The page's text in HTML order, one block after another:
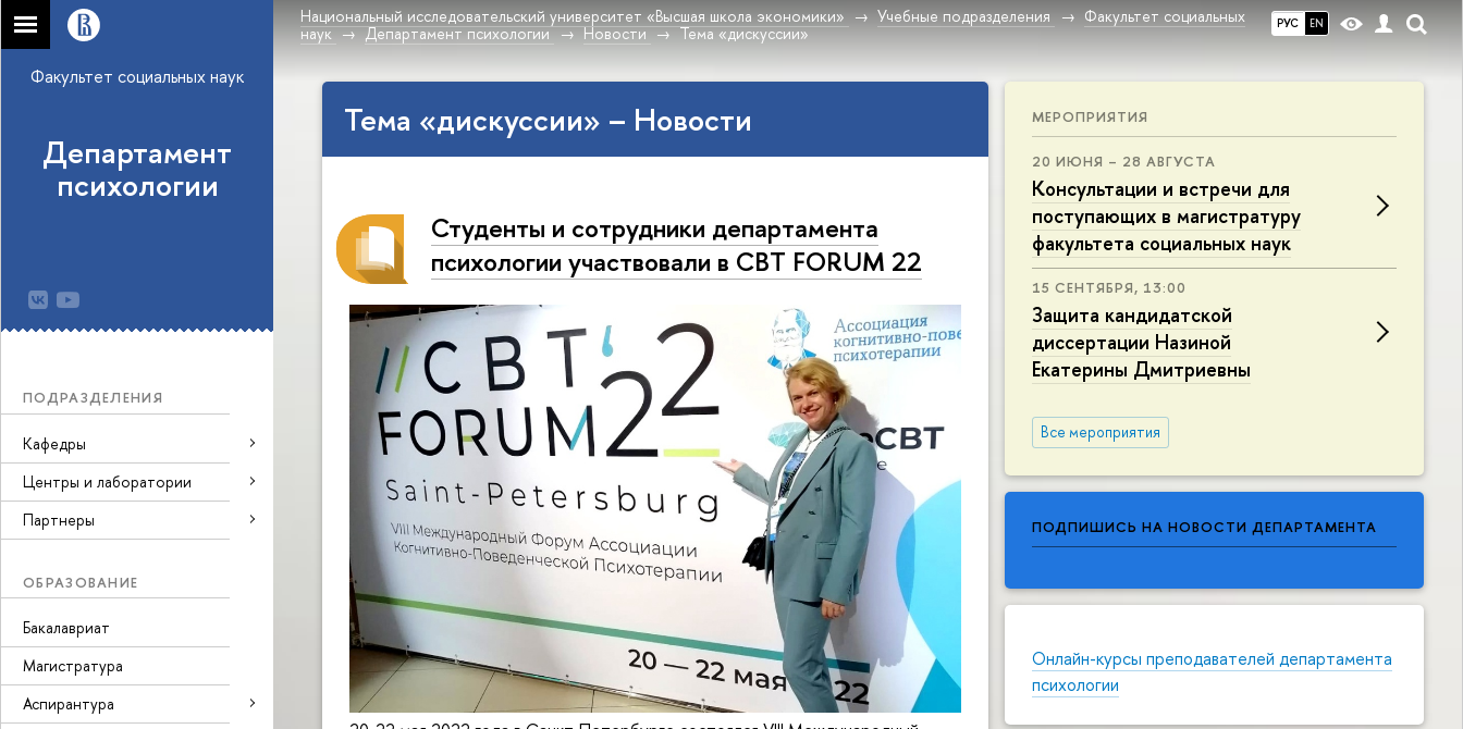
РУС EN
Национальный исследовательский университет «Высшая школа экономики» Учебные подразделения
Факультет социальных
наук
Департамент психологии Новости Тема «дискуссии»
Факультет социальных наук
Департамент
психологии
ПОДРАЗДЕЛЕНИЯ
Кафедры
Центры и лаборатории
Партнеры
ОБРАЗОВАНИЕ
Бакалавриат
Магистратура
Аспирантура
МЕРОПРИЯТИЯ
20 ИЮНЯ – 28 АВГУСТА
Консультации и встречи для
поступающих в магистратуру
факультета социальных наук
15 СЕНТЯБРЯ, 13:00
Защита кандидатской
диссертации Назиной
Екатерины Дмитриевны
Все мероприятия
ПОДПИШИСЬ НА НОВОСТИ ДЕПАРТАМЕНТА
Онлайн-курсы преподавателей департамента
психологии
Тема «дискуссии» – Новости
Студенты и сотрудники департамента
психологии участвовали в CBT FORUM 22